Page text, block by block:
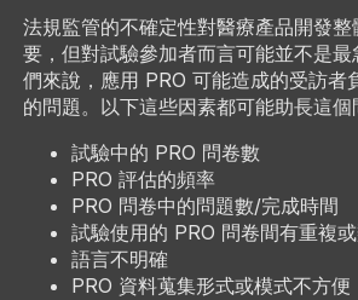
法規監管的不確定性對醫療產品開發
要，但對試驗參加者而言可能並不是
們來說，應用 PRO 可能造成的受訪者
的問題。以下這些因素都可能助長這個
試驗中的 PRO 問卷數
PRO 評估的頻率
PRO 問卷中的問題數/完成時間
試驗使用的 PRO 問卷間有重複
語言不明確
PRO 資料蒐集形式或模式不方便